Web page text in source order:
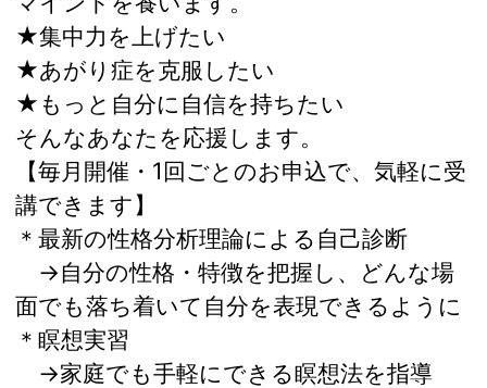
★集中力を上げたい
★あがり症を克服したい
★もっと自分に自信を持ちたい
そんなあなたを応援します。
【毎月開催・1回ごとのお申込で、気軽に受
講できます】
＊最新の性格分析理論による自己診断
→自分の性格・特徴を把握し、どんな場
面でも落ち着いて自分を表現できるように
＊瞑想実習
→家庭でも手軽にできる瞑想法を指導